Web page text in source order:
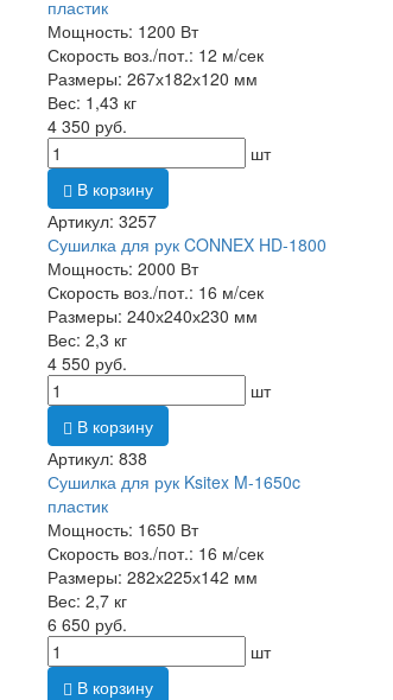
пластик
Мощность: 1200 Вт
Скорость воз./пот.: 12 м/сек
Размеры: 267х182х120 мм
Вес: 1,43 кг
4 350 руб.
шт
В корзину
Артикул: 3257
Сушилка для рук CONNEX HD-1800
Мощность: 2000 Вт
Скорость воз./пот.: 16 м/сек
Размеры: 240х240х230 мм
Вес: 2,3 кг
4 550 руб.
шт
В корзину
Артикул: 838
Сушилка для рук Ksitex M-1650c
пластик
Мощность: 1650 Вт
Скорость воз./пот.: 16 м/сек
Размеры: 282х225х142 мм
Вес: 2,7 кг
6 650 руб.
шт
В корзину